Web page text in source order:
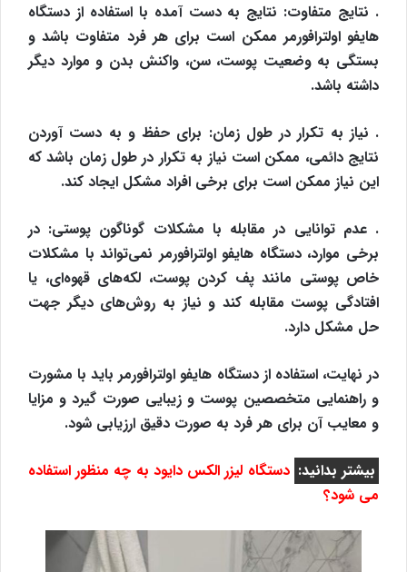
. نتایج متفاوت: نتایج به دست آمده با استفاده از دستگاه
هایفو اولترافورمر ممکن است برای هر فرد متفاوت باشد و
بستگی به وضعیت پوست، سن، واکنش بدن و موارد دیگر
داشته باشد.
. نیاز به تکرار در طول زمان: برای حفظ و به دست آوردن
نتایج دائمی، ممکن است نیاز به تکرار در طول زمان باشد که
این نیاز ممکن است برای برخی افراد مشکل ایجاد کند.
. عدم توانایی در مقابله با مشکلات گوناگون پوستی: در
برخی موارد، دستگاه هایفو اولترافورمر نمی‌تواند با مشکلات
خاص پوستی مانند پف کردن پوست، لکه‌های قهوه‌ای، یا
افتادگی پوست مقابله کند و نیاز به روش‌های دیگر جهت
حل مشکل دارد.
در نهایت، استفاده از دستگاه هایفو اولترافورمر باید با مشورت
و راهنمایی متخصصین پوست و زیبایی صورت گیرد و مزایا
و معایب آن برای هر فرد به صورت دقیق ارزیابی شود.
بیشتر بدانید: دستگاه لیزر الکس دایود به چه منظور استفاده
می شود؟